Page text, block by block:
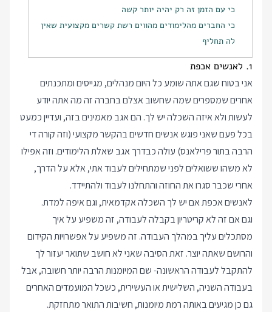
כי עם הזמן זה רק יהיה יותר קשה
כי החברים מהלימודים מהווים רשת קשרים מקצועית שאין
לה תחליף
1. לאנשים אכפת
אני בטוח שגם אתה שומע כל היום מנהלים, מגייסים ומתכנתים
אחרים שמספרים שמה שחשוב אצלם בחברה זה מה אתה יודע
לעשות ולא איזה השכלה יש לך. הם אגב מאמינים בזה, ועדיין כמעט
בכל פעם שאני פוגש אנשים חדשים בהקשר מקצועי (וזה קורה די
הרבה בתור פרילאנס) עולה כבדרך אגב שאלת הלימודים. וזה אפילו
לא משהו ששואלים לפני שמתחילים לעבוד אתי, אלא על הדרך,
אחרי שכבר סגרו את החוזה והתחלנו לעבוד ולהתיידד.
לאנשים אכפת אם יש לך השכלה אקדמאית, וגם איפה למדת.
וגם אם זה לא קריטריון בקבלה לעבודה, זה משפיע על איך
מסתכלים עליך במהלך העבודה. זה משפיע על אפשרויות הקידום
והרושם שאתה יוצר. זאת הסיבה שאני לא חושב שתואר יעזור לך
להתקבל לעבודה הראשונה- שם המיומנות הרבה יותר חשובה, אבל
בעבודה השניה, השלישית או העשירית, כשכל המועמדים האחרים
גם כן מגיעים באותה רמת מיומנות, חשיבות התואר מתחזקת.